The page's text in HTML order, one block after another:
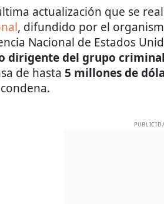
actualización que se
, difundido por el
Nacional de Estados
dirigente del grupo criminal
de hasta 5 millones de